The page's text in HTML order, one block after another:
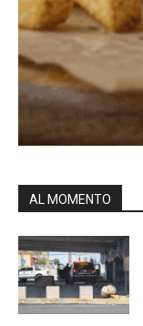
AL MOMENTO